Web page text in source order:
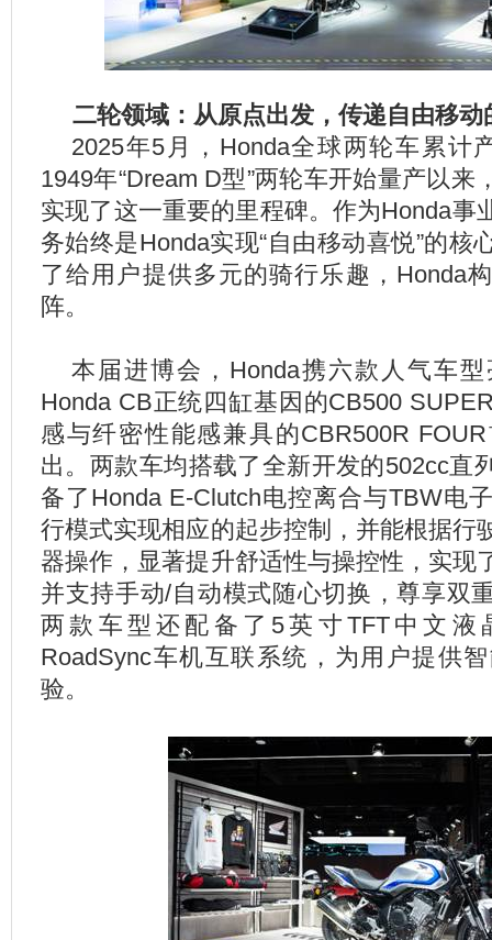
二轮领域：从原点出发，传递自由移动
2025年5月，Honda全球两轮车累计
1949年“Dream D型”两轮车开始量产以来
实现了这一重要的里程碑。作为Honda事
务始终是Honda实现“自由移动喜悦”的核
了给用户提供多元的骑行乐趣，Honda
阵。
本届进博会，Honda携六款人气车
Honda CB正统四缸基因的CB500
感与纤密性能感兼具的CBR500R
出。两款车均搭载了全新开发的502cc直
备了Honda E-Clutch电控离合与TBW电
行模式实现相应的起步控制，并能根据行
器操作，显著提升舒适性与操控性，实现
并支持手动/自动模式随心切换，尊享双
两款车型还配备了5英寸TFT中文液
RoadSync车机互联系统，为用户提供
验。